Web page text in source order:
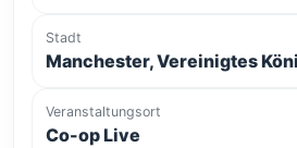
Stadt
Manchester, Vereinigtes
Veranstaltungsort
Co-op Live